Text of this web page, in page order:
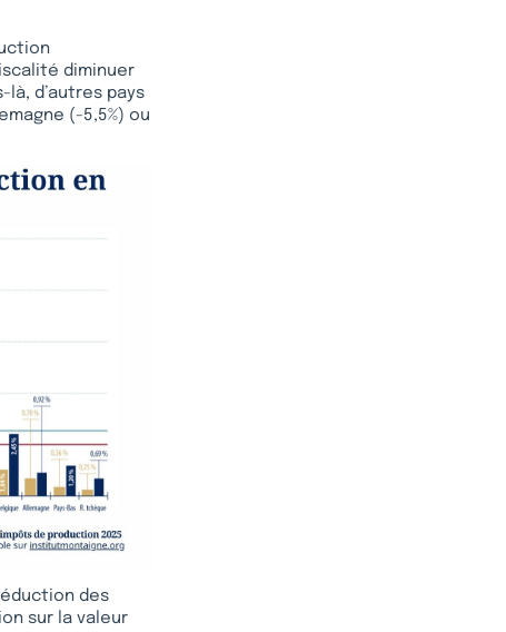
diminuer
là, d’autres pays
(-5,5%) ou
des
sur la valeur